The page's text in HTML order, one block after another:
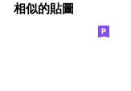
相似的貼圖